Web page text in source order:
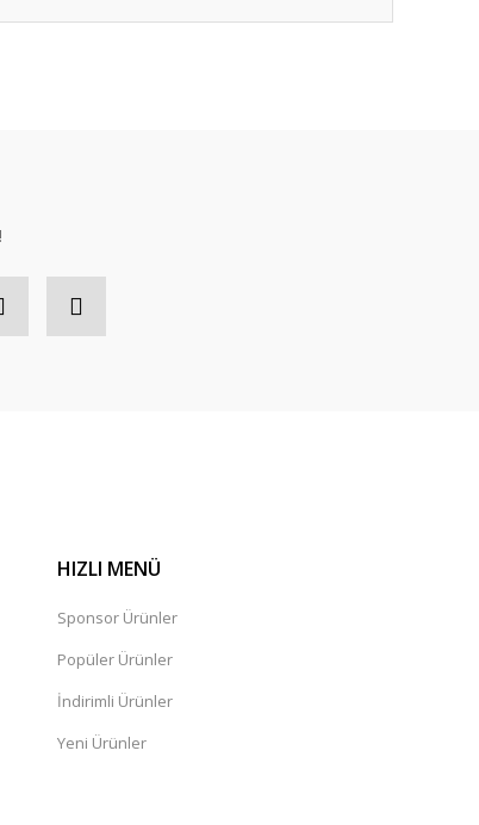
HIZLI MENÜ
Sponsor Ürünler
Popüler Ürünler
İndirimli Ürünler
Yeni Ürünler